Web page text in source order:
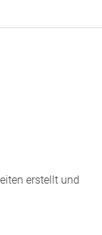
erstellt und